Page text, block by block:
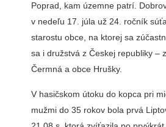
Poprad, kam územne patrí.
v nedeľu 17. júla už 24. ročník
starostu obce, na ktorej sa
sa i družstvá z Českej republiky –
Čermná a obce Hrušky.
V hasičskom útoku do kopca pri
mužmi do 35 rokov bola prvá